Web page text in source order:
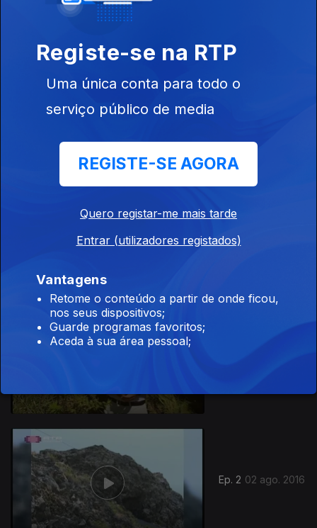
Ep. 4
Ep. 2 02 ago. 2016
244802
Registe-se na RTP
Uma única conta para todo o
serviço público de media
REGISTE-SE AGORA
Quero registar-me mais tarde
Entrar (utilizadores registados)
Vantagens
Retome o conteúdo a partir de onde ficou,
nos seus dispositivos;
Guarde programas favoritos;
Aceda à sua área pessoal;